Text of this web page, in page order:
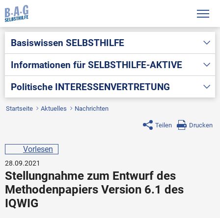
Basiswissen SELBSTHILFE
Informationen für SELBSTHILFE-AKTIVE
Politische INTERESSENVERTRETUNG
Startseite Aktuelles Nachrichten
Teilen Drucken
Vorlesen
28.09.2021
Stellungnahme zum Entwurf des
Methodenpapiers Version 6.1 des
IQWIG